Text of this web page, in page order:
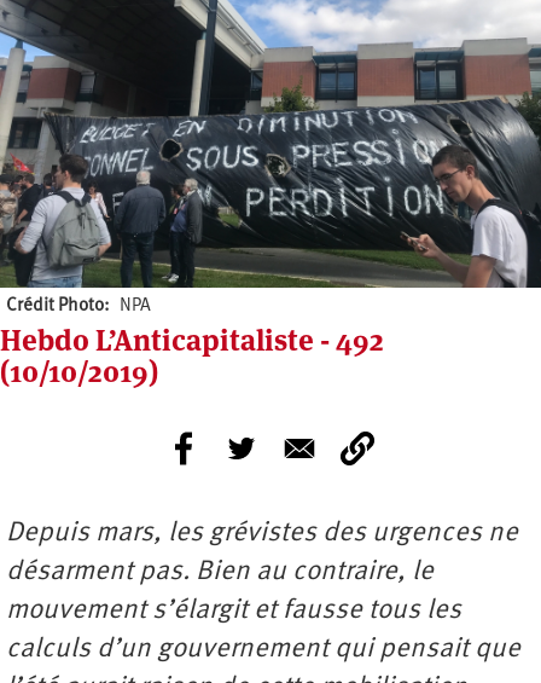
Crédit Photo NPA
Hebdo L’Anticapitaliste - 492
(10/10/2019)
Depuis mars, les grévistes des urgences ne
désarment pas. Bien au contraire, le
mouvement s’élargit et fausse tous les
calculs d’un gouvernement qui pensait que